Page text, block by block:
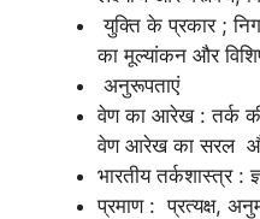
युक्ति के प्रकार ;
का मूल्यांकन और
अनुरूपताएं
वेण का आरेख : तर्क
वेण आरेख का सरल
भारतीय तर्कशास्त्र :
प्रमाण : प्रत्यक्ष,